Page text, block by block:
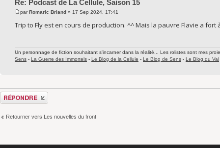
Re: Podcast de La Cellule, Saison 15
parRomaric Briand » 17 Sep 2024, 17:41
Trip to Fly est en cours de production. ^^ Mais la pauvre Flavie a
Un personnage de fiction souhaitant s'incarner dans la réalité... Les rolistes sont mes
Sens - La Guerre des Immortels - Le Blog de la Cellule - Le Blog de Sens - Le Blog du Val
Répondre
Retourner vers Les nouvelles du front